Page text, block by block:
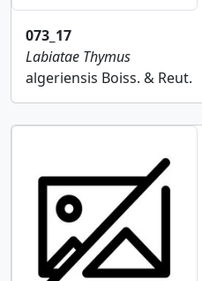
073_17
Labiatae Thymus
algeriensis Boiss. & Reut.